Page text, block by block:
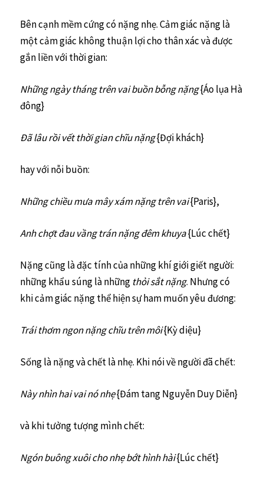
Bên cạnh mềm cứng có nặng nhẹ. Cảm giác nặng là
một cảm giác không thuận lợi cho thân xác và được
gắn liền với thời gian:
Những ngày tháng trên vai buồn bỗng nặng{Áo lụa Hà
đông}
Đã lâu rồi vết thời gian chĩu nặng{Đợi khách}
hay với nỗi buồn:
Những chiều mưa mây xám nặng trên vai{Paris},
Anh chợt đau vầng trán nặng đêm khuya{Lúc chết}
Nặng cũng là đặc tính của những khí giới giết người:
những khẩu súng là những thỏi sắtnặng. Nhưng có
khi cảm giác nặng thể hiện sự ham muốn yêu đương:
Trái thơm ngon nặng chĩu trên môi{Kỳ diệu}
Sống là nặng và chết là nhẹ. Khi nói về người đã chết:
Này nhìn hai vai nó nhẹ{Đám tang Nguyễn Duy Diễn}
và khi tưởng tượng mình chết:
Ngón buông xuôi cho nhẹ bớt hình hài{Lúc chết}